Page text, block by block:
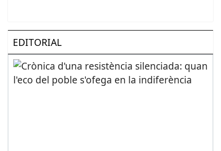
EDITORIAL